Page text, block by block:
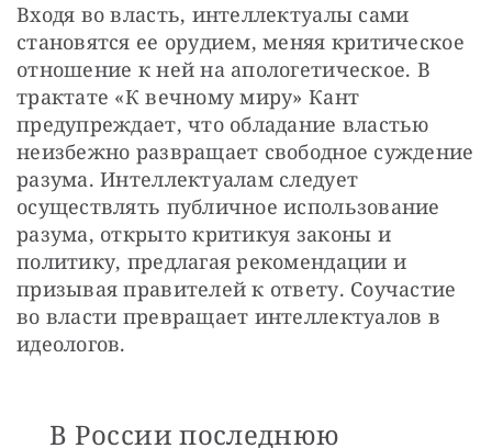
Входя во власть, интеллектуалы сами
становятся ее орудием, меняя критическое
отношение к ней на апологетическое. В
трактате «К вечному миру» Кант
предупреждает, что обладание властью
неизбежно развращает свободное суждение
разума. Интеллектуалам следует
осуществлять публичное использование
разума, открыто критикуя законы и
политику, предлагая рекомендации и
призывая правителей к ответу. Соучастие
во власти превращает интеллектуалов в
идеологов.
В России последнюю